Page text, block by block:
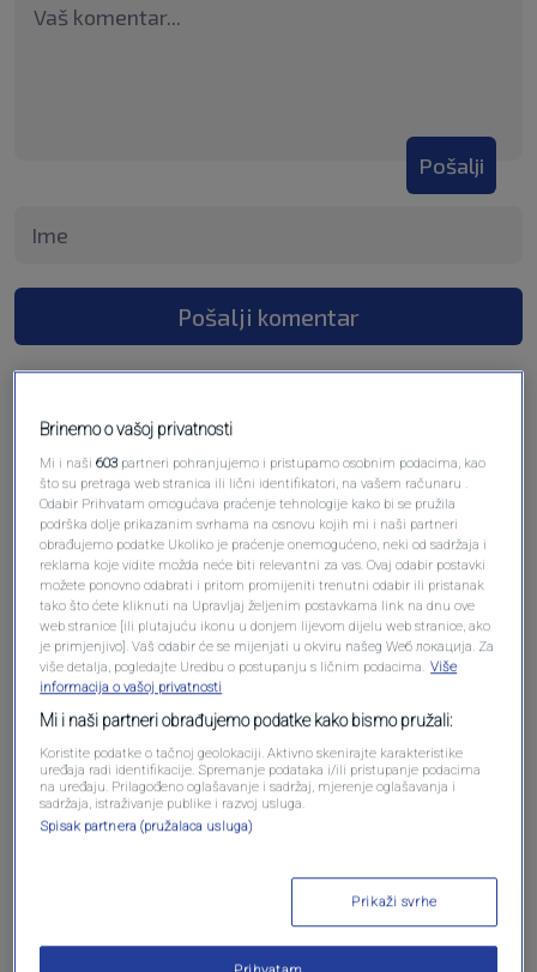
Pošalji
Pošalji komentar
Oglas
Oglas
Brinemo o vašoj privatnosti
Mi i naši603 partneri pohranjujemo i pristupamo osobnim podacima, kao
što su pretraga web stranica ili lični identifikatori, na vašem računaru .
Odabir Prihvatam omogućava praćenje tehnologije kako bi se pružila
podrška dolje prikazanim svrhama na osnovu kojih mi i naši partneri
obrađujemo podatke Ukoliko je praćenje onemogućeno, neki od sadržaja i
reklama koje vidite možda neće biti relevantni za vas. Ovaj odabir postavki
možete ponovno odabrati i pritom promijeniti trenutni odabir ili pristanak
tako što ćete kliknuti na Upravljaj željenim postavkama link na dnu ove
web stranice [ili plutajuću ikonu u donjem lijevom dijelu web stranice, ako
je primjenjivo]. Vaš odabir će se mijenjati u okviru našeg Wеб локација. Za
više detalja, pogledajte Uredbu o postupanju s ličnim podacima. Više
informacija o vašoj privatnosti
Mi i naši partneri obrađujemo podatke kako bismo pružali:
Koristite podatke o tačnoj geolokaciji. Aktivno skenirajte karakteristike
uređaja radi identifikacije. Spremanje podataka i/ili pristupanje podacima
na uređaju. Prilagođeno oglašavanje i sadržaj, mjerenje oglašavanja i
sadržaja, istraživanje publike i razvoj usluga.
Spisak partnera (pružalaca usluga)
Prikaži svrhe